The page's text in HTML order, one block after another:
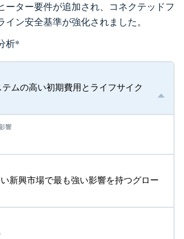
ーター要件が追加され、コネクテッドフ
イン安全基準が強化されました。
析*
ムの高い初期費用とライフサイク
新興市場で最も強い影響を持つグロー